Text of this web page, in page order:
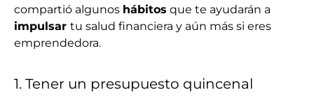
compartió algunos hábitos que te ayudarán a
impulsar tu salud financiera y aún más si eres
emprendedora.
1. Tener un presupuesto quincenal